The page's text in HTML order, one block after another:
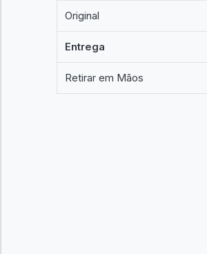
Original
Entrega
Retirar em Mãos